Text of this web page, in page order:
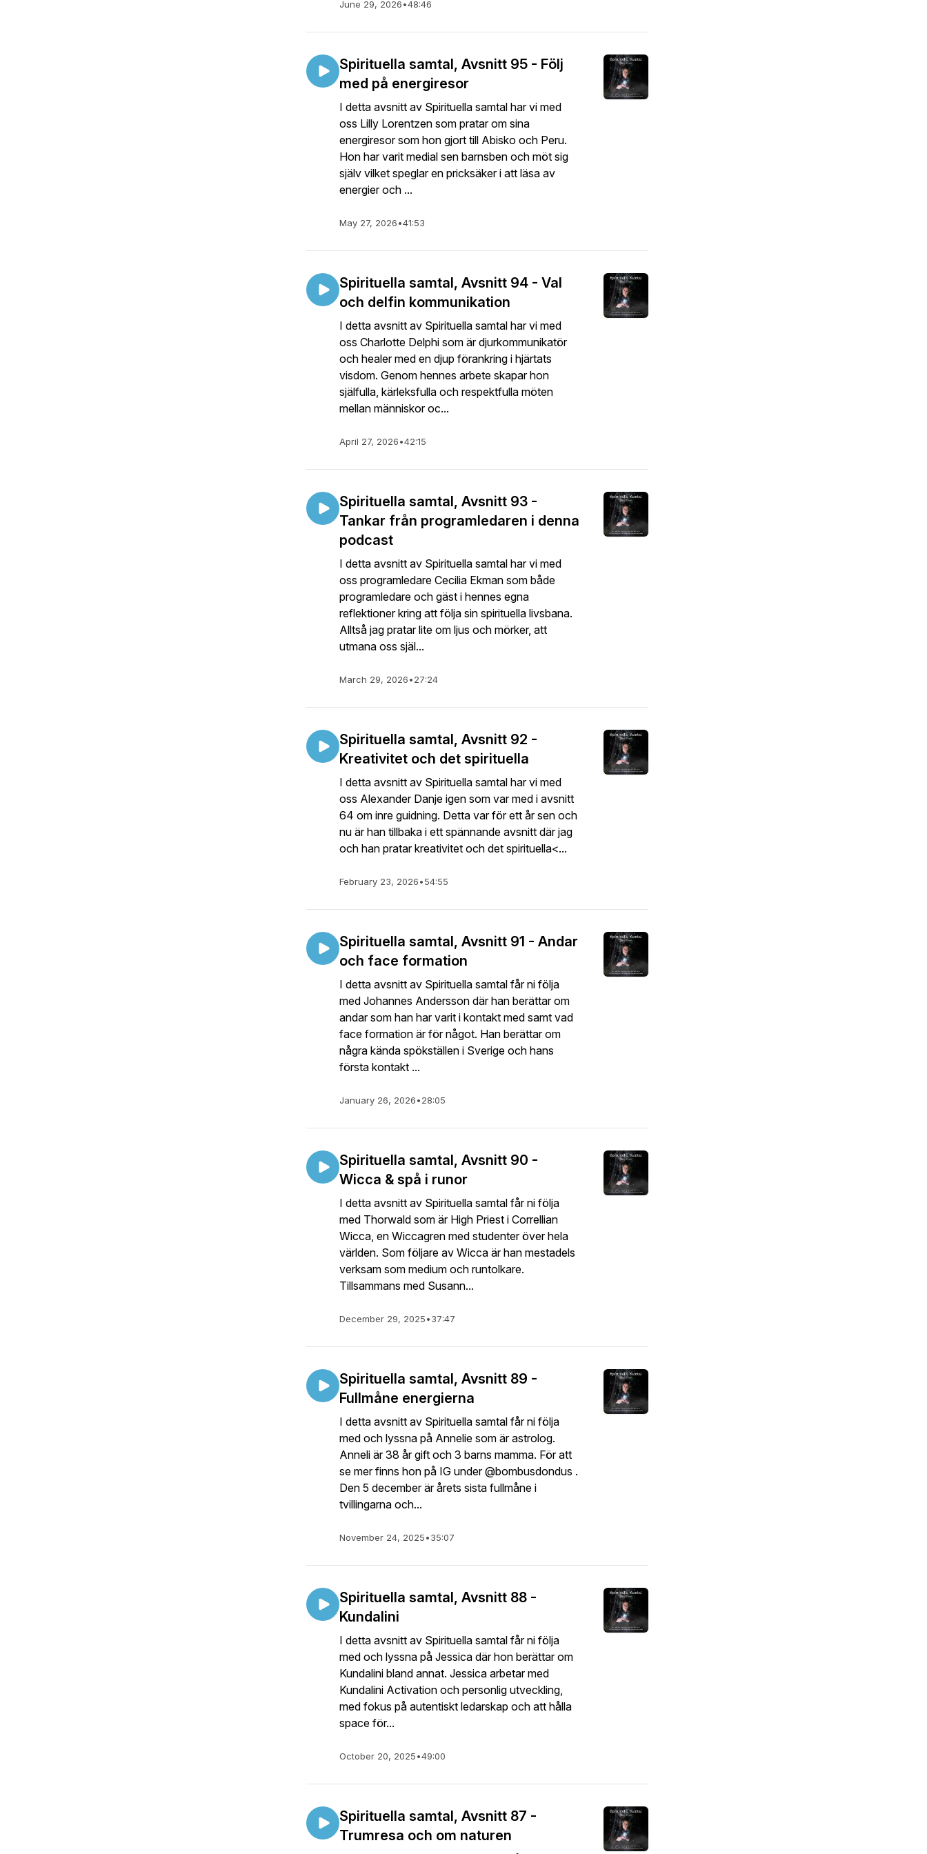
June 29, 2026•48:46
Spirituella samtal, Avsnitt 95 - Följ
med på energiresor
I detta avsnitt av Spirituella samtal har vi med
oss Lilly Lorentzen som pratar om sina
energiresor som hon gjort till Abisko och Peru.
Hon har varit medial sen barnsben och möt sig
själv vilket speglar en pricksäker i att läsa av
energier och ...
May 27, 2026•41:53
Spirituella samtal, Avsnitt 94 - Val
och delfin kommunikation
I detta avsnitt av Spirituella samtal har vi med
oss Charlotte Delphi som är djurkommunikatör
och healer med en djup förankring i hjärtats
visdom. Genom hennes arbete skapar hon
själfulla, kärleksfulla och respektfulla möten
mellan människor oc...
April 27, 2026•42:15
Spirituella samtal, Avsnitt 93 -
Tankar från programledaren i denna
podcast
I detta avsnitt av Spirituella samtal har vi med
oss programledare Cecilia Ekman som både
programledare och gäst i hennes egna
reflektioner kring att följa sin spirituella livsbana.
Alltså jag pratar lite om ljus och mörker, att
utmana oss själ...
March 29, 2026•27:24
Spirituella samtal, Avsnitt 92 -
Kreativitet och det spirituella
I detta avsnitt av Spirituella samtal har vi med
oss Alexander Danje igen som var med i avsnitt
64 om inre guidning. Detta var för ett år sen och
nu är han tillbaka i ett spännande avsnitt där jag
och han pratar kreativitet och det spirituella<...
February 23, 2026•54:55
Spirituella samtal, Avsnitt 91 - Andar
och face formation
I detta avsnitt av Spirituella samtal får ni följa
med Johannes Andersson där han berättar om
andar som han har varit i kontakt med samt vad
face formation är för något. Han berättar om
några kända spökställen i Sverige och hans
första kontakt ...
January 26, 2026•28:05
Spirituella samtal, Avsnitt 90 -
Wicca & spå i runor
I detta avsnitt av Spirituella samtal får ni följa
med Thorwald som är High Priest i Correllian
Wicca, en Wiccagren med studenter över hela
världen. Som följare av Wicca är han mestadels
verksam som medium och runtolkare.
Tillsammans med Susann...
December 29, 2025•37:47
Spirituella samtal, Avsnitt 89 -
Fullmåne energierna
I detta avsnitt av Spirituella samtal får ni följa
med och lyssna på Annelie som är astrolog.
Anneli är 38 år gift och 3 barns mamma. För att
se mer finns hon på IG under @bombusdondus .
Den 5 december är årets sista fullmåne i
tvillingarna och...
November 24, 2025•35:07
Spirituella samtal, Avsnitt 88 -
Kundalini
I detta avsnitt av Spirituella samtal får ni följa
med och lyssna på Jessica där hon berättar om
Kundalini bland annat. Jessica arbetar med
Kundalini Activation och personlig utveckling,
med fokus på autentiskt ledarskap och att hålla
space för...
October 20, 2025•49:00
Spirituella samtal, Avsnitt 87 -
Trumresa och om naturen